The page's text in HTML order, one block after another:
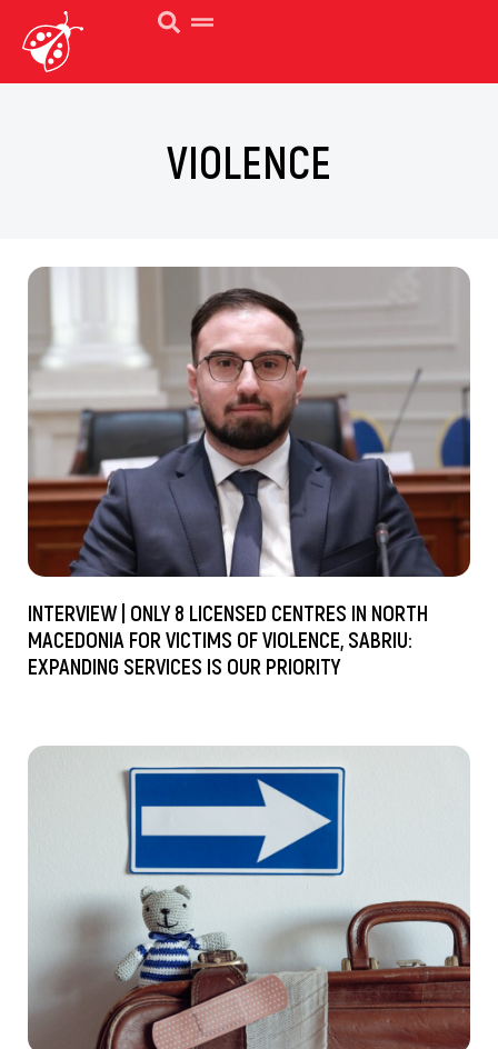
VIOLENCE
INTERVIEW | ONLY 8 LICENSED CENTRES IN NORTH
MACEDONIA FOR VICTIMS OF VIOLENCE, SABRIU:
EXPANDING SERVICES IS OUR PRIORITY